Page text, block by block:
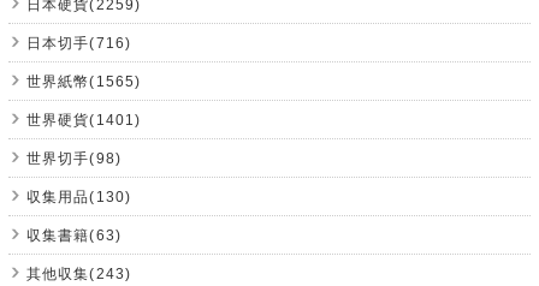
日本硬貨(2259)
日本切手(716)
世界紙幣(1565)
世界硬貨(1401)
世界切手(98)
収集用品(130)
収集書籍(63)
其他収集(243)